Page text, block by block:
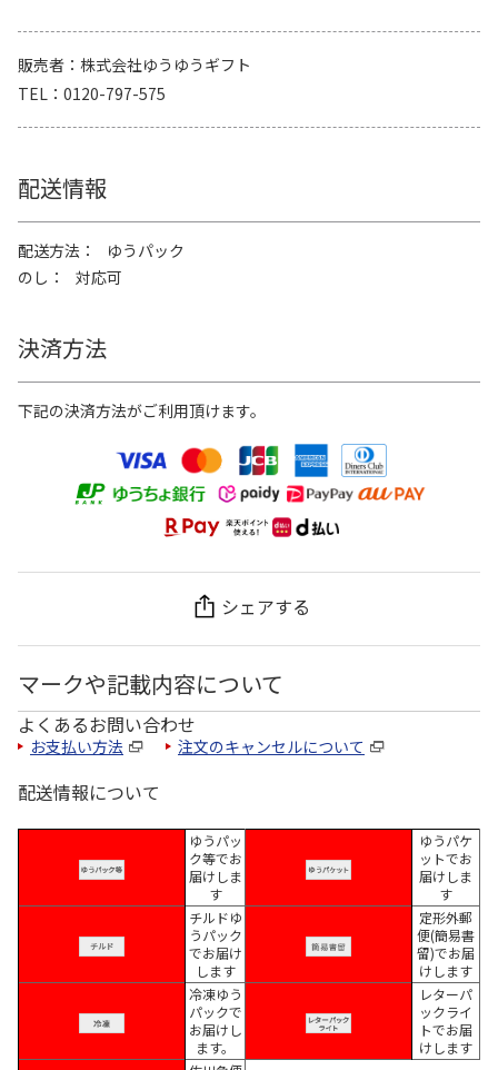
販売者
株式会社ゆうゆうギフト
TEL
0120-797-575
配送情報
配送方法
ゆうパック
のし
対応可
決済方法
下記の決済方法がご利用頂けます。
シェアする
マークや記載内容について
よくあるお問い合わせ
お支払い方法 注文のキャンセルについて
配送情報について
ゆうパッ
ク等でお
届けしま
す
ゆうパケ
ットでお
届けしま
す
チルドゆ
うパック
でお届け
します
定形外郵
便(簡易書
留)でお届
けします
冷凍ゆう
パックで
お届けし
ます。
レターパ
ックライ
トでお届
けします